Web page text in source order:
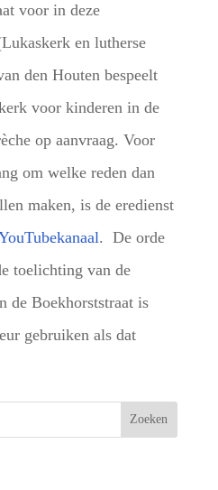
voor in deze
en lutherse
den Houten bespeelt
voor kinderen in de
op aanvraag. Voor
om welke reden dan
maken, is de eredienst
. De orde
toelichting van de
de Boekhorststraat is
gebruiken als dat